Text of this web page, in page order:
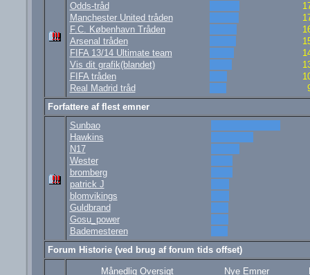
Odds-tråd
Manchester United tråden
F.C. København Tråden
Arsenal tråden
FIFA 13/14 Ultimate team
Vis dit grafik(blandet)
FIFA tråden
Real Madrid tråd
Forfattere af flest emner
Sunbao
Hawkins
N17
Wester
bromberg
patrick J
blomvikings
Guldbrand
Gosu_power
Bademesteren
Forum Historie (ved brug af forum tids offset)
Månedlig Oversigt Nye Emner